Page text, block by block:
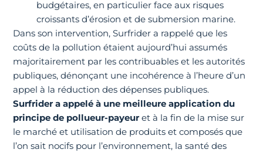
budgétaires, en particulier face aux risques
croissants d’érosion et de submersion marine.
Dans son intervention, Surfrider a rappelé que les
coûts de la pollution étaient aujourd’hui assumés
majoritairement par les contribuables et les autorités
publiques, dénonçant une incohérence à l’heure d’un
appel à la réduction des dépenses publiques.
Surfrider a appelé à une meilleure application du
principe de pollueur-payeur et à la fin de la mise sur
le marché et utilisation de produits et composés que
l’on sait nocifs pour l’environnement, la santé des